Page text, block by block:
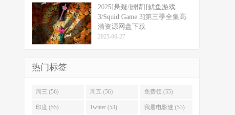
2025[悬疑/剧情][鱿鱼游戏
3/Squid Game 3]第三季全集高
清资源网盘下载
2025-06-27
热门标签
周三 (56) 周五 (56) 免费领 (55)
印度 (55) Twitter (53) 我是电影迷 (53)